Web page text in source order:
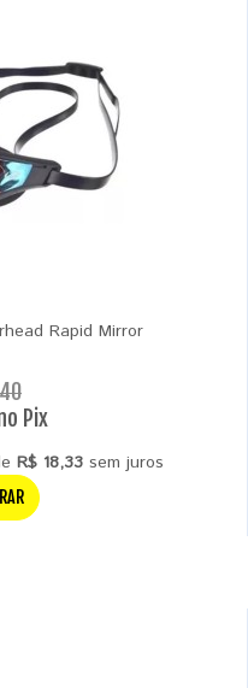
Rapid Mirror
Pix
R$ 18,33sem juros